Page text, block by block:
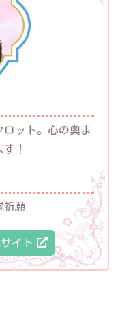
ット。心の奥ま
！
祈願
イト